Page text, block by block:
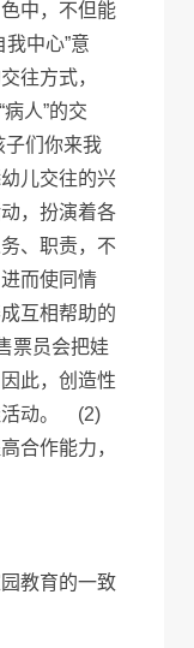
中，不但能
中心”意
往方式，
病人”的交
子们你来我
儿交往的兴
，扮演着各
、职责，不
而使同情
互相帮助的
票员会把娃
此，创造性
活动。 (2)
合作能力，
教育的一致